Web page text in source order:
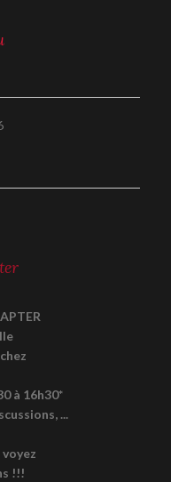
à 16h30*
...
!!!